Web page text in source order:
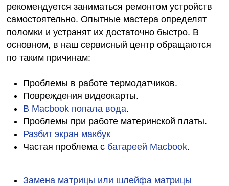
рекомендуется заниматься ремонтом устройств
самостоятельно. Опытные мастера определят
поломки и устранят их достаточно быстро. В
основном, в наш сервисный центр обращаются
по таким причинам:
Проблемы в работе термодатчиков.
Повреждения видеокарты.
В Macbook попала вода.
Проблемы при работе материнской платы.
Разбит экран макбук
Частая проблема с батареей Macbook.
Замена матрицы или шлейфа матрицы